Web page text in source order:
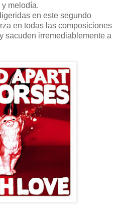
melodía.
en este segundo
en todas las composiciones
sacuden irremediablemente a